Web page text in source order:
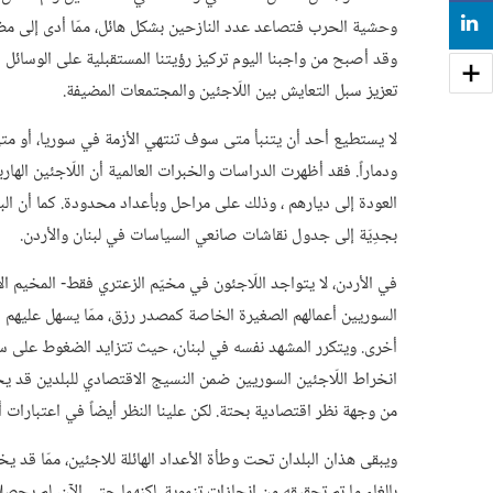
وحشية الحرب فتصاعد عدد النازحين بشكل هائل، ممّا أدى إلى
وقد أصبح من واجبنا اليوم تركيز رؤيتنا المستقبلية على
تعزيز سبل التعايش بين اللّاجئين والمجتمعات المضيفة.
لا يستطيع أحد أن يتنبأ متى سوف تنتهي الأزمة في سوريا، أو
العودة إلى ديارهم ، وذلك على مراحل وبأعداد محدودة. كما أن
بجدِيّة إلى جدول نقاشات صانعي السياسات في لبنان والأردن.
في الأردن، لا يتواجد اللّاجئون في مخيّم الزعتري فقط-
السوريين أعمالهم الصغيرة الخاصة كمصدر رزق، ممّا يسهل
أخرى. ويتكرر المشهد نفسه في لبنان، حيث تتزايد الضغوط على
انخراط اللّاجئين السوريين ضمن النسيج الاقتصادي للبلدين
من وجهة نظر اقتصادية بحتة. لكن علينا النظر أيضاً في اعتبارات
ويبقى هذان البلدان تحت وطأة الأعداد الهائلة للاجئين، ممّا